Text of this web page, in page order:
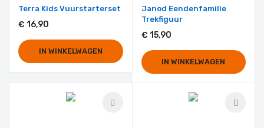
Terra Kids Vuurstarterset
€ 16,90
IN WINKELWAGEN
Janod Eendenfamilie
Trekfiguur
€ 15,90
IN WINKELWAGEN